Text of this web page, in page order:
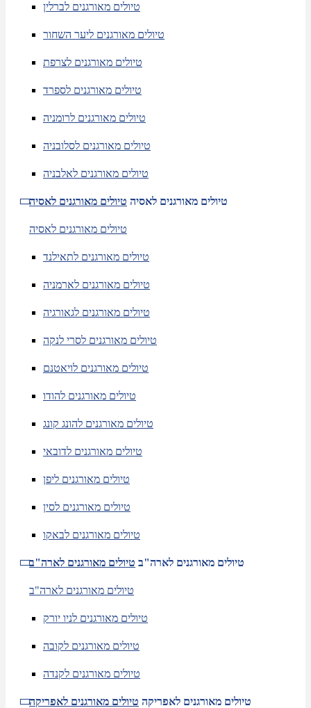
טיולים מאורגנים לברלין
טיולים מאורגנים ליער השחור
טיולים מאורגנים לצרפת
טיולים מאורגנים לספרד
טיולים מאורגנים לרומניה
טיולים מאורגנים לסלובניה
טיולים מאורגנים לאלבניה
טיולים מאורגנים לאסיה טיולים מאורגנים לאסיה
טיולים מאורגנים לאסיה
טיולים מאורגנים לתאילנד
טיולים מאורגנים לארמניה
טיולים מאורגנים לגאורגיה
טיולים מאורגנים לסרי לנקה
טיולים מאורגנים לויאטנם
טיולים מאורגנים להודו
טיולים מאורגנים להונג קונג
טיולים מאורגנים לדובאי
טיולים מאורגנים ליפן
טיולים מאורגנים לסין
טיולים מאורגנים לבאקו
טיולים מאורגנים לארה"ב טיולים מאורגנים לארה"ב
טיולים מאורגנים לארה"ב
טיולים מאורגנים לניו יורק
טיולים מאורגנים לקובה
טיולים מאורגנים לקנדה
טיולים מאורגנים לאפריקה טיולים מאורגנים לאפריקה